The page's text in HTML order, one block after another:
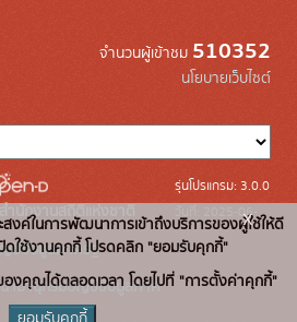
จำนวนผู้เข้าชม 510352
นโยบายเว็บไซต์
ำนักงานสถิติแห่งชาติ
ชีข้อมูลภาครัฐ
ามานุกรมบัญชีข้อมูลภาค
รุ่นโปรแกรม: 3.0.0
วันที่: 2025-06-
10
สงค์ในการพัฒนาการเข้าถึงบริการของผู้ใช้ให้ดี
ดใช้งานคุกกี้ โปรดคลิก "ยอมรับคุกกี้"
งคุณได้ตลอดเวลา โดยไปที่ "การตั้งค่าคุกกี้"
x